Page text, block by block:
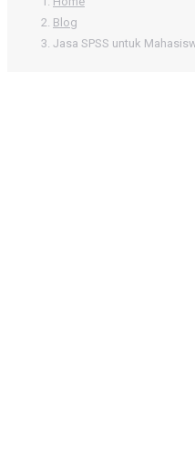
Blog
Jasa SPSS untuk